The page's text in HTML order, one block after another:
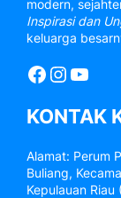
modern,
Inspirasi dan
keluarga
Facebook
KONTAK
Alamat: Perum
Buliang,
Kepulauan